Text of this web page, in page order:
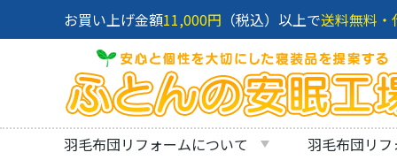
お買い上げ金額11,000円 （税込）以上で送料無料・
羽毛布団リフォームについて 羽毛布団リ